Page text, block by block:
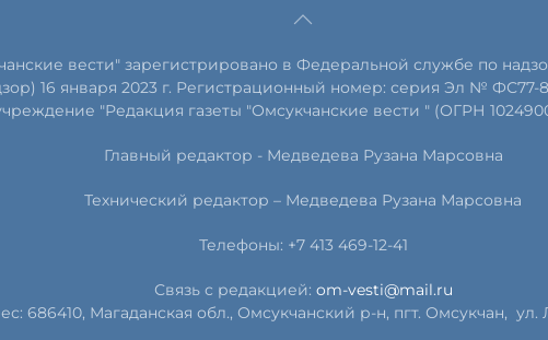
вести" зарегистрировано в Федеральной службе по
16 января 2023 г. Регистрационный номер: серия Эл № ФС77-
"Редакция газеты "Омсукчанские вести " (ОГРН
Главный редактор - Медведева Рузана Марсовна
Технический редактор – Медведева Рузана Марсовна
Телефоны: +7 413 469-12-41
Связь с редакцией: om-vesti@mail.ru
686410, Магаданская обл., Омсукчанский р-н, пгт. Омсукчан, ул.